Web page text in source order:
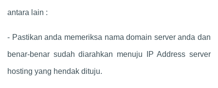
antara lain :
- Pastikan anda memeriksa nama domain server anda dan
benar-benar sudah diarahkan menuju IP Address server
hosting yang hendak dituju.